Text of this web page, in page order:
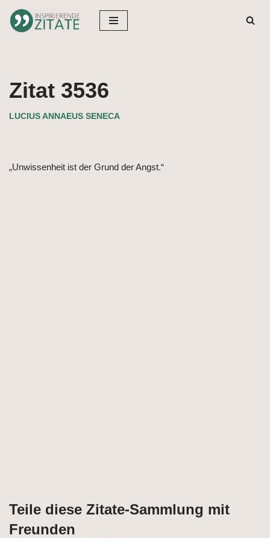
Zum
Zitat 3536
LUCIUS ANNAEUS SENECA
„Unwissenheit ist der Grund der Angst.“
Teile diese Zitate-Sammlung mit
Freunden